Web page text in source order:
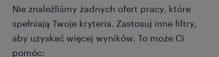
Nie znaleźliśmy żadnych ofert pracy, które
spełniają Twoje kryteria. Zastosuj inne filtry,
aby uzyskać więcej wyników. To może Ci
pomóc: